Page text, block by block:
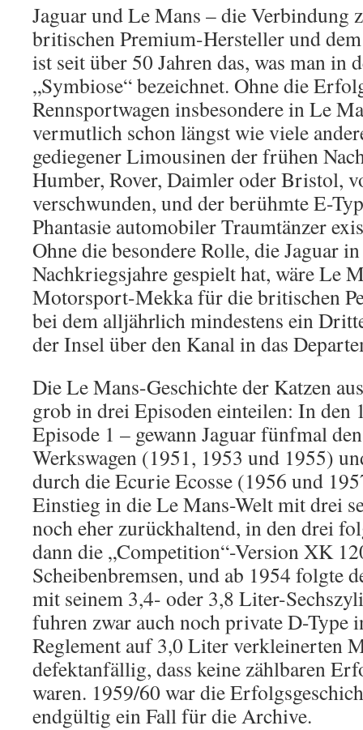
Jaguar und Le Mans – die Verbindung
britischen Premium-Hersteller und
ist seit über 50 Jahren das, was man in
„Symbiose“ bezeichnet. Ohne die
Rennsportwagen insbesondere in Le
vermutlich schon längst wie viele
gediegener Limousinen der frühen
Humber, Rover, Daimler oder Bristol,
verschwunden, und der berühmte E-
Phantasie automobiler Traumtänzer
Ohne die besondere Rolle, die Jaguar
Nachkriegsjahre gespielt hat, wäre Le
Motorsport-Mekka für die britischen
bei dem alljährlich mindestens ein
der Insel über den Kanal in das
Die Le Mans-Geschichte der Katzen
grob in drei Episoden einteilen: In den
Episode 1 – gewann Jaguar fünfmal
Werkswagen (1951, 1953 und 1955)
durch die Ecurie Ecosse (1956 und
Einstieg in die Le Mans-Welt mit drei
noch eher zurückhaltend, in den drei
dann die „Competition“-Version XK
Scheibenbremsen, und ab 1954 folgte
mit seinem 3,4- oder 3,8 Liter-
fuhren zwar auch noch private D-Type
Reglement auf 3,0 Liter verkleinerten
defektanfällig, dass keine zählbaren
waren. 1959/60 war die
endgültig ein Fall für die Archive.